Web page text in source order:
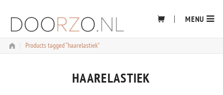
content
MENU
Products tagged “haarelastiek”
HAARELASTIEK